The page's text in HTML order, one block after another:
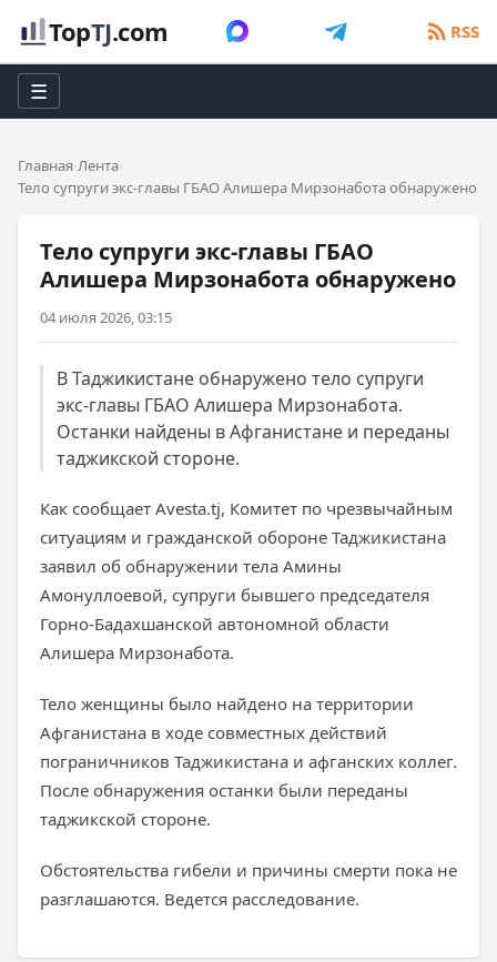
TopTJ.com RSS
☰
Главная Лента
Тело супруги экс-главы ГБАО Алишера Мирзонабота обнаружено
Тело супруги экс-главы ГБАО
Алишера Мирзонабота обнаружено
04 июля 2026, 03:15
В Таджикистане обнаружено тело супруги
экс-главы ГБАО Алишера Мирзонабота.
Останки найдены в Афганистане и переданы
таджикской стороне.
Как сообщает Avesta.tj, Комитет по чрезвычайным
ситуациям и гражданской обороне Таджикистана
заявил об обнаружении тела Амины
Амонуллоевой, супруги бывшего председателя
Горно-Бадахшанской автономной области
Алишера Мирзонабота.
Тело женщины было найдено на территории
Афганистана в ходе совместных действий
пограничников Таджикистана и афганских коллег.
После обнаружения останки были переданы
таджикской стороне.
Обстоятельства гибели и причины смерти пока не
разглашаются. Ведется расследование.